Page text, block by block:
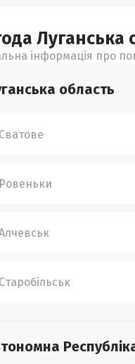
Луганська
інформація про
область
Сватове
Ровеньки
Старобільськ